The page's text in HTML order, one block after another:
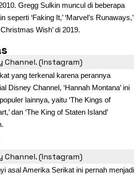
Gregg Sulkin muncul di beberapa
‘Faking It,’ ‘Marvel’s Runaways,’
Wish’ di 2019.
Channel. (Instagram)
yang terkenal karena perannya
Disney Channel, ‘Hannah Montana’ ini
lainnya, yaitu ‘The Kings of
dan ‘The King of Staten Island’
Channel. (Instagram)
asal Amerika Serikat ini pernah menjadi